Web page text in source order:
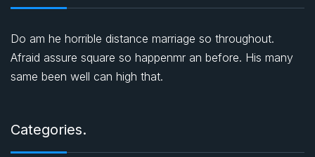
Do am he horrible distance marriage so throughout.
Afraid assure square so happenmr an before. His many
same been well can high that.
Categories.